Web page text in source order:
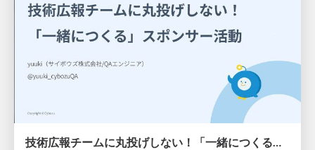
技術広報チームに丸投げしない！「一緒につくる」スポンサー活動